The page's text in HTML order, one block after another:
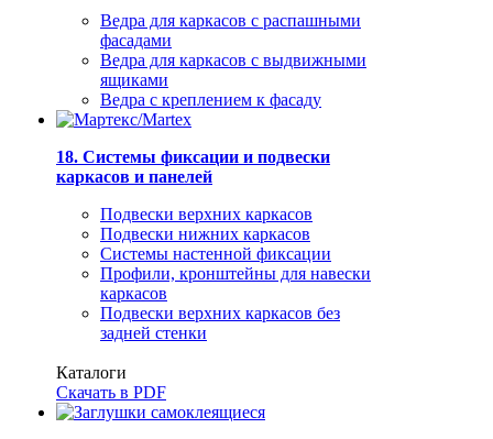
Ведра для каркасов с распашными
фасадами
Ведра для каркасов с выдвижными
ящиками
Ведра с креплением к фасаду
18. Системы фиксации и подвески
каркасов и панелей
Подвески верхних каркасов
Подвески нижних каркасов
Системы настенной фиксации
Профили, кронштейны для навески
каркасов
Подвески верхних каркасов без
задней стенки
Каталоги
Скачать в PDF